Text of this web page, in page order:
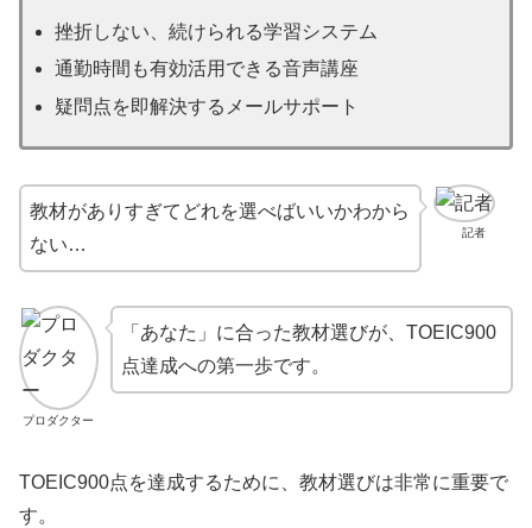
挫折しない、続けられる学習システム
通勤時間も有効活用できる音声講座
疑問点を即解決するメールサポート
記者
教材がありすぎてどれを選べばいいかわから
ない…
プロダクター
「あなた」に合った教材選びが、TOEIC900
点達成への第一歩です。
TOEIC900点を達成するために、教材選びは非常に重要で
す。